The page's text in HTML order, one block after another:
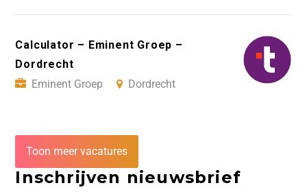
Calculator – Eminent Groep –
Dordrecht
Eminent Groep
Dordrecht
Toon meer vacatures
Inschrijven nieuwsbrief